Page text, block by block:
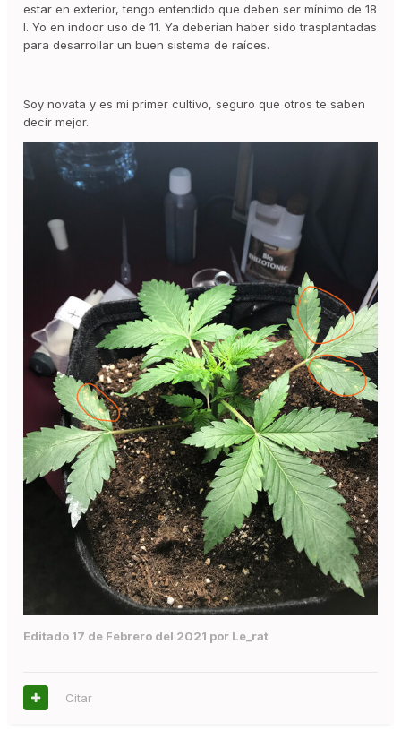
estar en exterior, tengo entendido que deben ser mínimo de 18
l. Yo en indoor uso de 11. Ya deberían haber sido trasplantadas
para desarrollar un buen sistema de raíces.
Soy novata y es mi primer cultivo, seguro que otros te saben
decir mejor.
Editado 17 de Febrero del 2021 por Le_rat
Citar